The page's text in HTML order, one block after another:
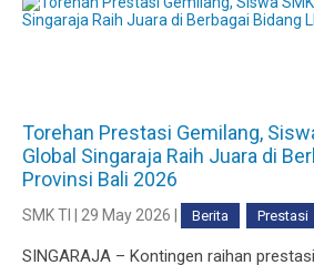
Torehan Prestasi Gemilang,
Global Singaraja Raih Juara di
Provinsi Bali 2026
SMK TI | 29 May 2026 | Berita Prestasi
SINGARAJA – Kontingen raihan